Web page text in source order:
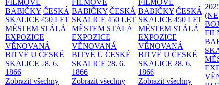
FILMOVÉ
BABIČKY ČESKÁ
SKALICE 450 LET
MĚSTEM STÁLÁ
EXPOZICE
VĚNOVANÁ
BITVĚ U ČESKÉ
SKALICE 28. 6.
1866
Zobrazit všechny
FILMOVÉ
BABIČKY ČESKÁ
SKALICE 450 LET
MĚSTEM STÁLÁ
EXPOZICE
VĚNOVANÁ
BITVĚ U ČESKÉ
SKALICE 28. 6.
1866
Zobrazit všechny
FILMOVÉ
BABIČKY ČESKÁ
SKALICE 450 LET
MĚSTEM STÁLÁ
EXPOZICE
VĚNOVANÁ
BITVĚ U ČESKÉ
SKALICE 28. 6.
1866
Zobrazit všechny